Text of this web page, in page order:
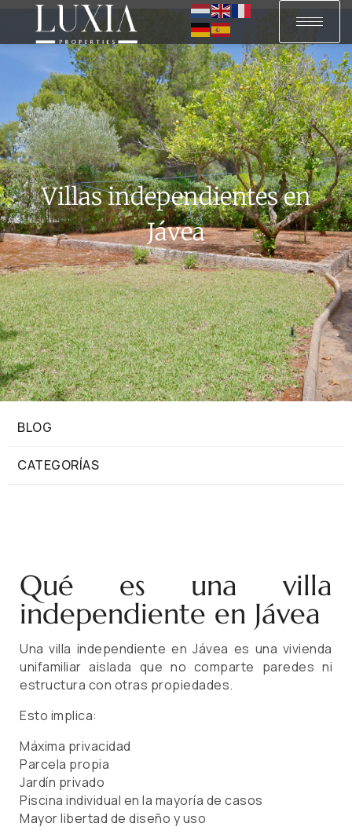
Villas independientes en
Jávea
BLOG
CATEGORÍAS
Qué es una villa
independiente en Jávea
Una villa independiente en Jávea es una vivienda
unifamiliar aislada que no comparte paredes ni
estructura con otras propiedades.
Esto implica:
Máxima privacidad
Parcela propia
Jardín privado
Piscina individual en la mayoría de casos
Mayor libertad de diseño y uso